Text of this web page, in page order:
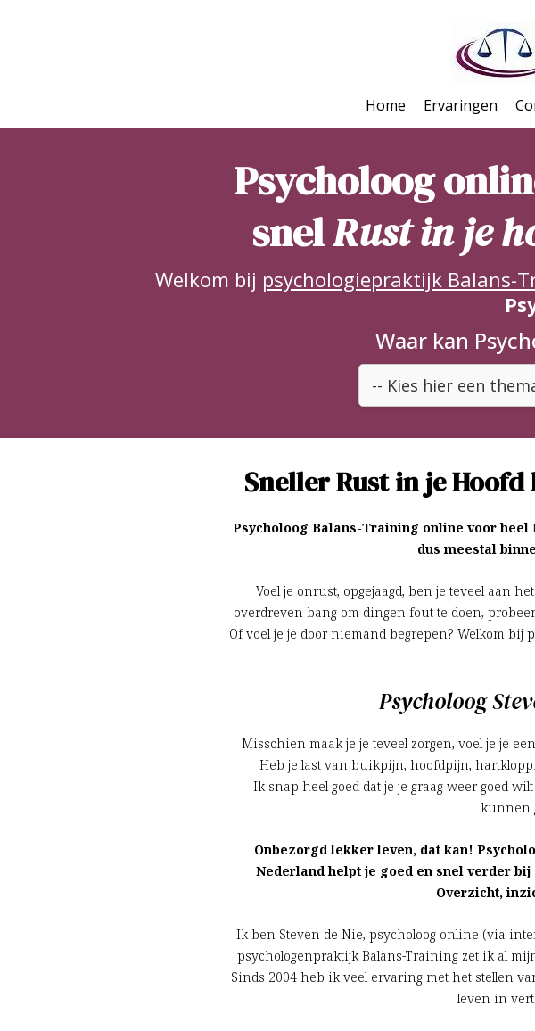
Home Ervaringen
Psycholoog
snelRust in je
Welkom bij psychologiepraktijk Balans-
Waar kan
Sneller Rust in je
Psycholoog Balans-Training online voor
dus meestal
Voel je onrust, opgejaagd, ben je teveel aan
overdreven bang om dingen fout te doen,
Of voel je je door niemand begrepen? Welkom bij
Psycholoog
Misschien maak je je teveel zorgen, voel je je
Heb je last van buikpijn, hoofdpijn,
Ik snap heel goed dat je je graag weer goed
kunnen
Onbezorgd lekker leven, dat kan!
Nederland helpt je goed en snel verder bij
Overzicht,
Ik ben Steven de Nie, psycholoog online (via
psychologenpraktijk Balans-Training zet ik al
Sinds 2004 heb ik veel ervaring met het stellen
leven in